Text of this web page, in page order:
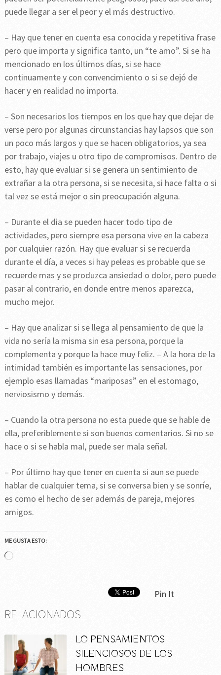
puede llegar a ser el peor y el más destructivo.
– Hay que tener en cuenta esa conocida y repetitiva frase
pero que importa y significa tanto, un “te amo”. Si se ha
mencionado en los últimos días, si se hace
continuamente y con convencimiento o si se dejó de
hacer y en realidad no importa.
– Son necesarios los tiempos en los que hay que dejar de
verse pero por algunas circunstancias hay lapsos que son
un poco más largos y que se hacen obligatorios, ya sea
por trabajo, viajes u otro tipo de compromisos. Dentro de
esto, hay que evaluar si se genera un sentimiento de
extrañar a la otra persona, si se necesita, si hace falta o si
tal vez se está mejor o sin preocupación alguna.
– Durante el dia se pueden hacer todo tipo de
actividades, pero siempre esa persona vive en la cabeza
por cualquier razón. Hay que evaluar si se recuerda
durante el día, a veces si hay peleas es probable que se
recuerde mas y se produzca ansiedad o dolor, pero puede
pasar al contrario, en donde entre menos aparezca,
mucho mejor.
– Hay que analizar si se llega al pensamiento de que la
vida no sería la misma sin esa persona, porque la
complementa y porque la hace muy feliz. – A la hora de la
intimidad también es importante las sensaciones, por
ejemplo esas llamadas “mariposas” en el estomago,
nerviosismo y demás.
– Cuando la otra persona no esta puede que se hable de
ella, preferiblemente si son buenos comentarios. Si no se
hace o si se habla mal, puede ser mala señal.
– Por último hay que tener en cuenta si aun se puede
hablar de cualquier tema, si se conversa bien y se sonríe,
es como el hecho de ser además de pareja, mejores
amigos.
ME GUSTA ESTO:
Cargando...
Pin It
RELACIONADOS
LO PENSAMIENTOS
SILENCIOSOS DE LOS
HOMBRES